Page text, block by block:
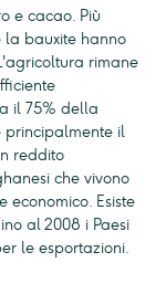
e cacao. Più
la bauxite hanno
rimane
il 75% della
principalmente il
reddito
che vivono
Esiste
al 2008 i Paesi
le esportazioni.